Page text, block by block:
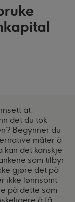
at
det du tok
Begynner du
måter å
kan det kanskje
som tilbyr
gjøre det på
ikke lønnsomt
på dette som
å få